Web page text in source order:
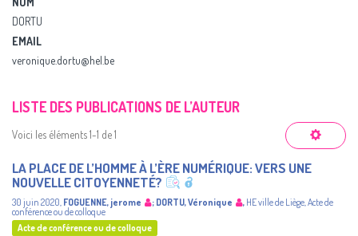
DORTU
EMAIL
veronique.dortu@hel.be
LISTE DES PUBLICATIONS DE L’AUTEUR
Voici les éléments 1-1 de 1
LA PLACE DE L’HOMME À L’ÈRE NUMÉRIQUE: VERS UNE
NOUVELLE CITOYENNETÉ?
30 juin 2020, FOGUENNE, jerome ; DORTU, Véronique , HE ville de Liège,Acte de
conférence ou de colloque
Acte de conférence ou de colloque